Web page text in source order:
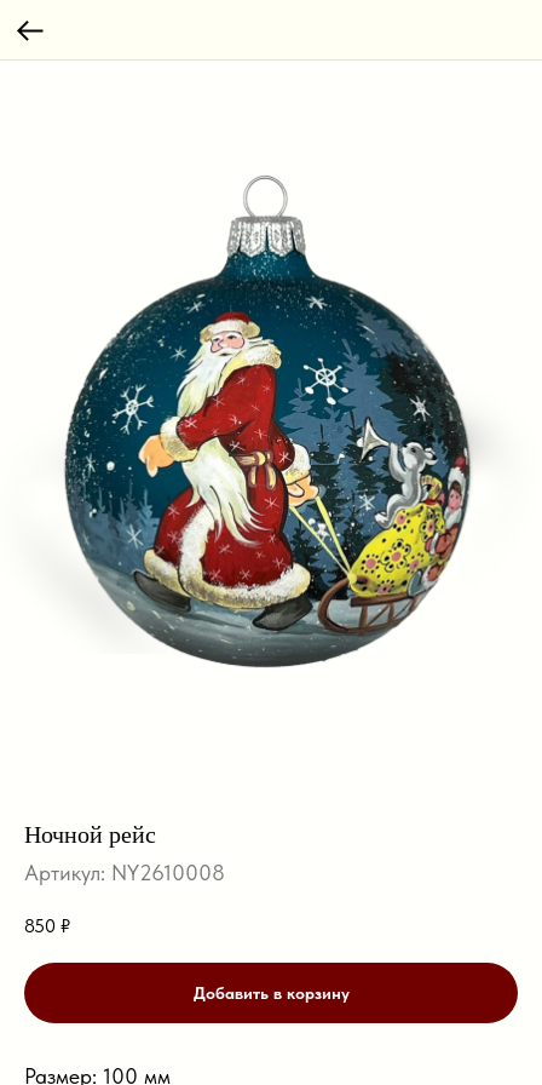
Ночной рейс
Артикул: NY2610008
850 ₽
Добавить в корзину
Размер: 100 мм